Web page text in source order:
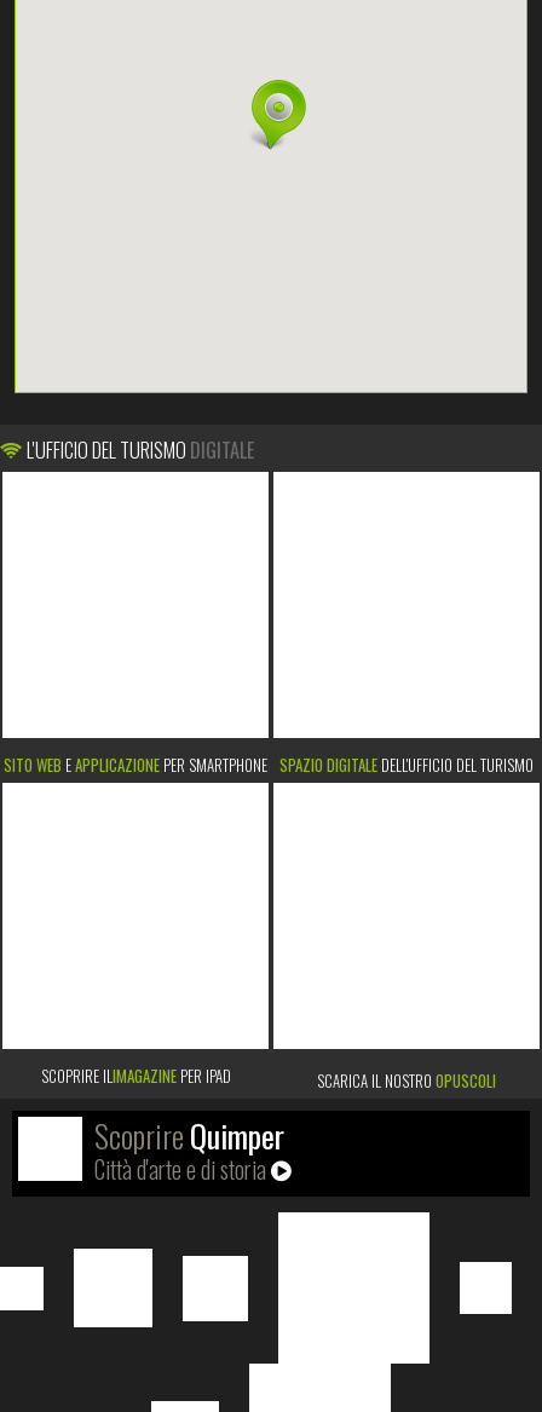
L'UFFICIO DEL TURISMO DIGITALE
SITO WEB EAPPLICAZIONE PER SMARTPHONE SPAZIO DIGITALE DELL'UFFICIO DEL TURISMO
SCOPRIRE ILIMAGAZINEPER IPAD SCARICA IL NOSTRO OPUSCOLI
ScoprireQuimper
Città d'arte e di storia